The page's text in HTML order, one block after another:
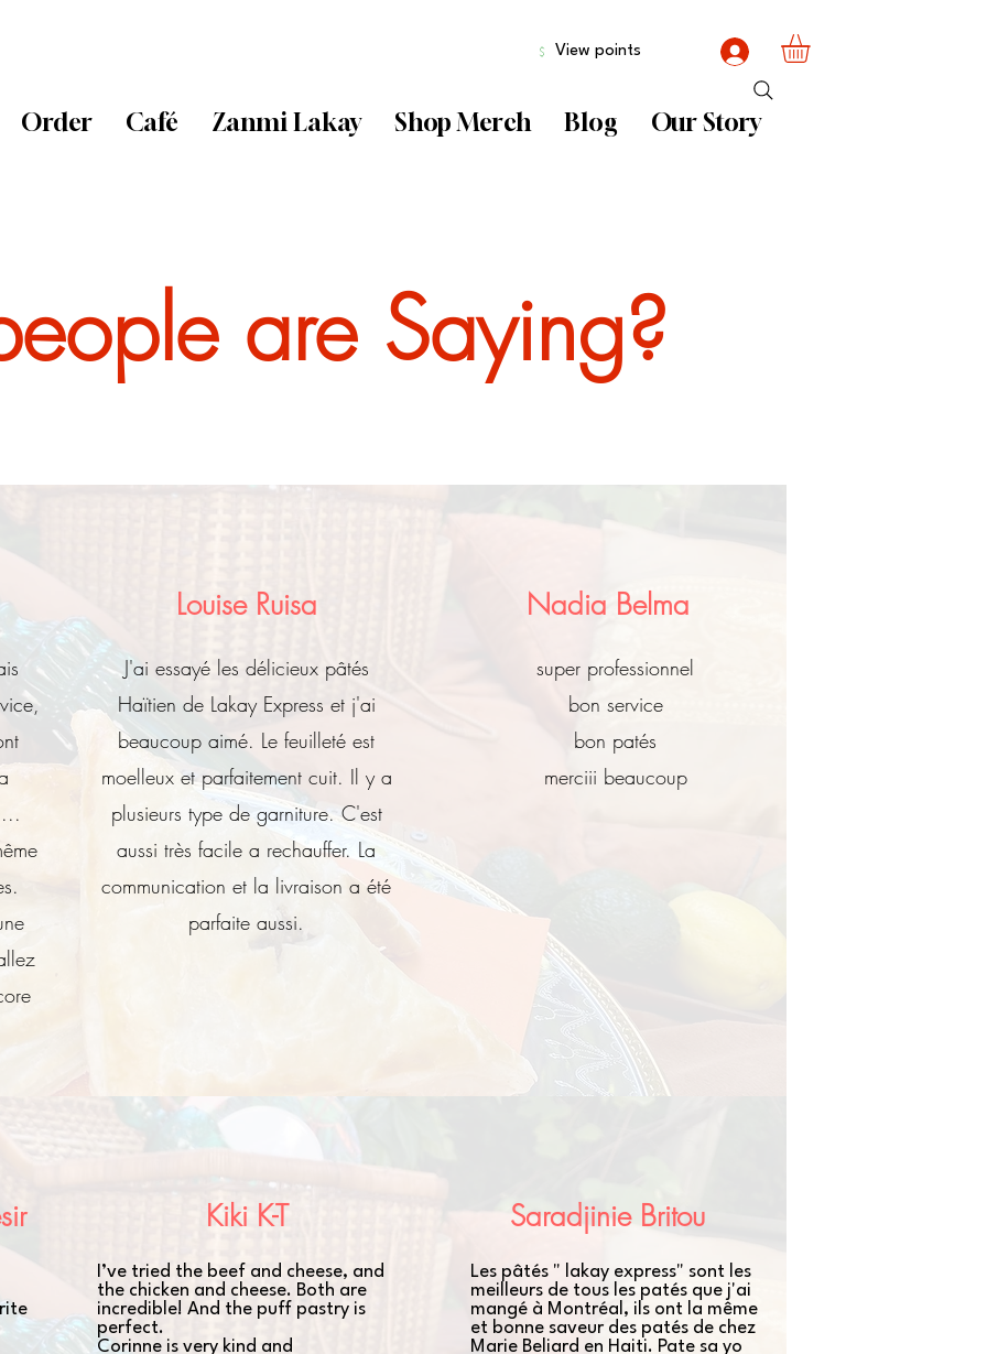
View points
Order Café Zanmi Lakay Shop Merch Blog Our Story
are Saying?
Louise Ruisa
J'ai essayé les délicieux pâtés
Haïtien de Lakay Express et j'ai
beaucoup aimé. Le feuilleté est
moelleux et parfaitement cuit. Il y a
plusieurs type de garniture. C'est
aussi très facile a rechauffer. La
communication et la livraison a été
parfaite aussi.
Nadia Belma
super professionnel
bon service
bon patés
merciii beaucoup
Kiki K-T
I’ve tried the beef and cheese, and
the chicken and cheese. Both are
incredible! And the puff pastry is
perfect.
Corinne is very kind and
Saradjinie Britou
Les pâtés " lakay express" sont les
meilleurs de tous les patés que j'ai
mangé à Montréal, ils ont la même
et bonne saveur des patés de chez
Marie Beliard en Haiti. Pate sa yo